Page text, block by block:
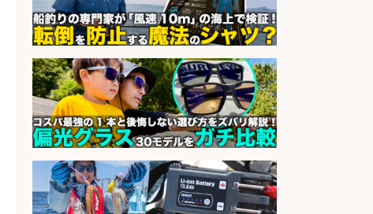
おろし/新潟県/小千谷市
会社名 株式会社G&G
sponsored by 求人ボックス
精肉・青果・鮮魚販売/「志布志
市」「時給1,150円〜」志布志市周
辺でお魚のカットや商品の陳列スタ
ッフ/未経験歓迎×残業少なめ×車通
勤OK/鹿児島県/志布志市
会社名 株式会社ホットスタッフ鹿児島